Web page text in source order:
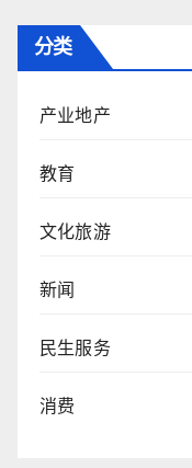
分类
产业地产
教育
文化旅游
新闻
民生服务
消费